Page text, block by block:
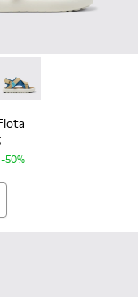
for Kids.
งทรงบัลเล่ต์สีดําสํา
งเท้าหนังทรงบัลเล่ต์
Flota - K800636-
Pelotas Flota -
-50%